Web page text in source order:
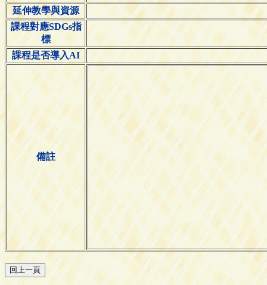
延伸教學與資源
課程對應SDGs指
標
課程是否導入AI
備註